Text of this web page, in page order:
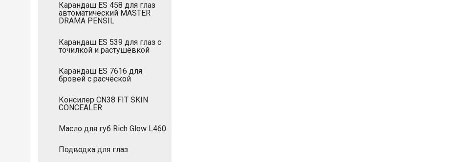
Карандаш ES 458 для глаз
автоматический MASTER
DRAMA PENSIL
Карандаш ES 539 для глаз с
точилкой и растушёвкой
Карандаш ES 7616 для
бровей с расчёской
Консилер CN38 FIT SKIN
CONCEALER
Масло для губ Rich Glow L460
Подводка для глаз